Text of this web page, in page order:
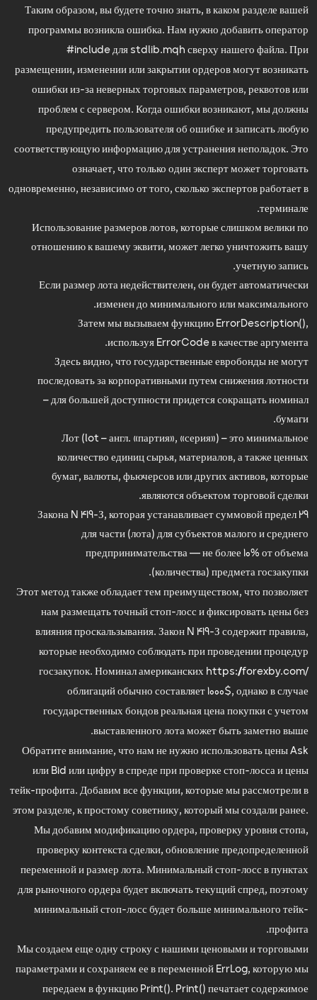
Таким образом, вы будете точно знать, в каком разделе вашей
программы возникла ошибка. Нам нужно добавить оператор
#include для stdlib.mqh сверху нашего файла. При
размещении, изменении или закрытии ордеров могут возникать
ошибки из-за неверных торговых параметров, реквотов или
проблем с сервером. Когда ошибки возникают, мы должны
предупредить пользователя об ошибке и записать любую
соответствующую информацию для устранения неполадок. Это
означает, что только один эксперт может торговать
одновременно, независимо от того, сколько экспертов работает в
терминале.
Использование размеров лотов, которые слишком велики по
отношению к вашему эквити, может легко уничтожить вашу
учетную запись.
Если размер лота недействителен, он будет автоматически
изменен до минимального или максимального.
Затем мы вызываем функцию ErrorDescription(),
используя ErrorCode в качестве аргумента.
Здесь видно, что государственные евробонды не могут
последовать за корпоративными путем снижения лотности
– для большей доступности придется сокращать номинал
бумаги.
Лот (lot – англ. «партия», «серия») – это минимальное
количество единиц сырья, материалов, а также ценных
бумаг, валюты, фьючерсов или других активов, которые
являются объектом торговой сделки.
29 Закона N 419-З, которая устанавливает суммовой предел
для части (лота) для субъектов малого и среднего
предпринимательства — не более 10% от объема
(количества) предмета госзакупки.
Этот метод также обладает тем преимуществом, что позволяет
нам размещать точный стоп-лосс и фиксировать цены без
влияния проскальзывания. Закон N 419-З содержит правила,
которые необходимо соблюдать при проведении процедур
госзакупок. Номинал американскихhttps://forexby.com/
облигаций обычно составляет 1000$, однако в случае
государственных бондов реальная цена покупки с учетом
выставленного лота может быть заметно выше.
Обратите внимание, что нам не нужно использовать цены Ask
или Bid или цифру в спреде при проверке стоп-лосса и цены
тейк-профита. Добавим все функции, которые мы рассмотрели в
этом разделе, к простому советнику, который мы создали ранее.
Мы добавим модификацию ордера, проверку уровня стопа,
проверку контекста сделки, обновление предопределенной
переменной и размер лота. Минимальный стоп-лосс в пунктах
для рыночного ордера будет включать текущий спред, поэтому
минимальный стоп-лосс будет больше минимального тейк-
профита.
Мы создаем еще одну строку с нашими ценовыми и торговыми
параметрами и сохраняем ее в переменной ErrLog, которую мы
передаем в функцию Print(). Print() печатает содержимое